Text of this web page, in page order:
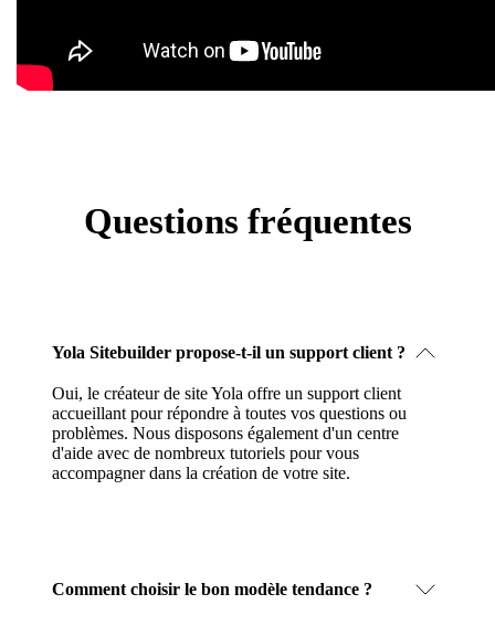
Questions fréquentes
Yola Sitebuilder propose-t-il un support client ?
Oui, le créateur de site Yola offre un support client
accueillant pour répondre à toutes vos questions ou
problèmes. Nous disposons également d'un centre
d'aide avec de nombreux tutoriels pour vous
accompagner dans la création de votre site.
Comment choisir le bon modèle tendance ?